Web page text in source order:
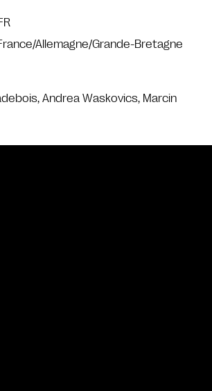
Andrea Waskovics, Marcin
Allemagne/Grande-Bretagne